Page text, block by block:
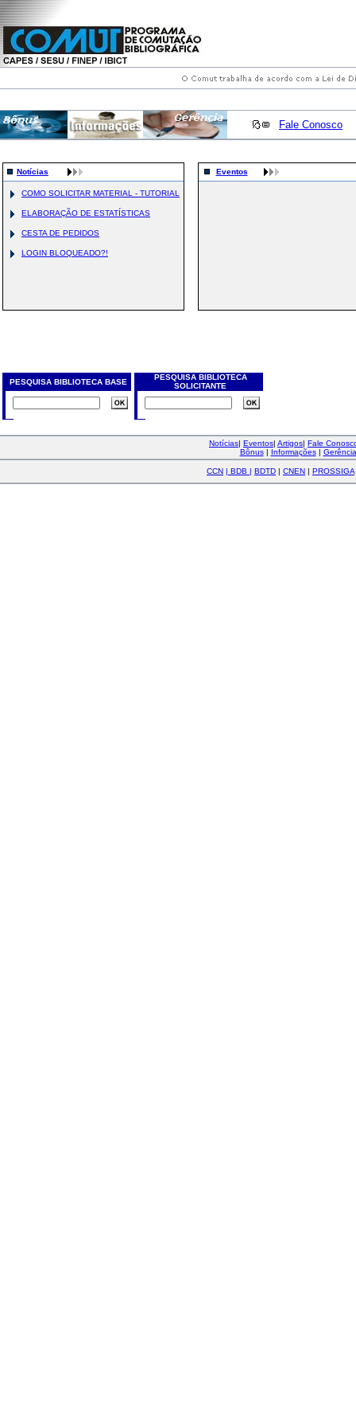
Fale Conosco
Notícias
COMO SOLICITAR MATERIAL - TUTORIAL
ELABORAÇÃO DE ESTATÍSTICAS
CESTA DE PEDIDOS
LOGIN BLOQUEADO?!
Eventos
PESQUISA BIBLIOTECA BASE
PESQUISA BIBLIOTECA
SOLICITANTE
Notícias| Eventos| Artigos| Fale
Bônus| Informações| Gerência
CCN | BDB | BDTD | CNEN | PROSSIGA